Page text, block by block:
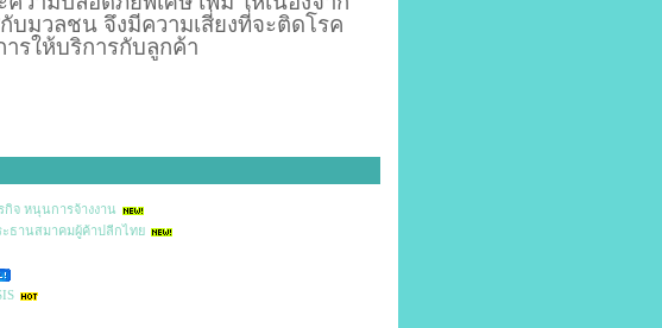
มวลชน จึงมีความเสี่ยงที่จะติดโรค
ารให้บริการกับลูกค้า
จ หนุนการจ้างงาน
ธานสมาคมผู้ค้าปลีกไทย